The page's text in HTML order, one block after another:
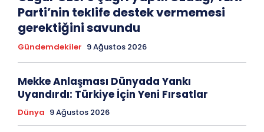
Parti’nin teklife destek vermemesi
gerektiğini savundu
Gündemdekiler 9 Ağustos 2026
Mekke Anlaşması Dünyada Yankı
Uyandırdı: Türkiye İçin Yeni Fırsatlar
Dünya 9 Ağustos 2026